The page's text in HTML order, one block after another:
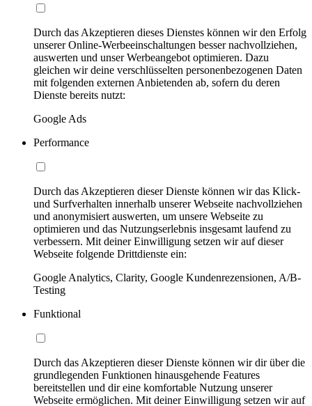
Durch das Akzeptieren dieses Dienstes können wir den Erfolg
unserer Online-Werbeeinschaltungen besser nachvollziehen,
auswerten und unser Werbeangebot optimieren. Dazu
gleichen wir deine verschlüsselten personenbezogenen Daten
mit folgenden externen Anbietenden ab, sofern du deren
Dienste bereits nutzt:
Google Ads
Performance
Durch das Akzeptieren dieser Dienste können wir das Klick-
und Surfverhalten innerhalb unserer Webseite nachvollziehen
und anonymisiert auswerten, um unsere Webseite zu
optimieren und das Nutzungserlebnis insgesamt laufend zu
verbessern. Mit deiner Einwilligung setzen wir auf dieser
Webseite folgende Drittdienste ein:
Google Analytics, Clarity, Google Kundenrezensionen, A/B-
Testing
Funktional
Durch das Akzeptieren dieser Dienste können wir dir über die
grundlegenden Funktionen hinausgehende Features
bereitstellen und dir eine komfortable Nutzung unserer
Webseite ermöglichen. Mit deiner Einwilligung setzen wir auf